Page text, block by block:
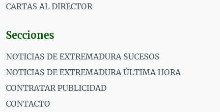
CARTAS AL DIRECTOR
Secciones
NOTICIAS DE EXTREMADURA SUCESOS
NOTICIAS DE EXTREMADURA ÚLTIMA HORA
CONTRATAR PUBLICIDAD
CONTACTO